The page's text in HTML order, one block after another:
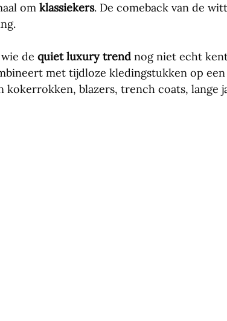
om klassiekers. De comeback van de
de quiet luxury trend nog niet echt
met tijdloze kledingstukken op een
kokerrokken, blazers, trench coats, lange